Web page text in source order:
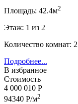
Площадь: 42.4м2
Этаж: 1 из 2
Количество комнат: 2
Подробнее...
В избранное
Стоимость
4 000 010 Р
94340 Р/м2